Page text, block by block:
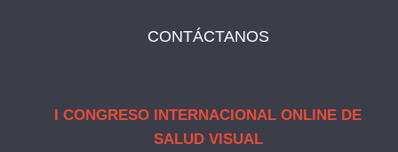
CONTÁCTANOS
I CONGRESO INTERNACIONAL ONLINE DE
SALUD VISUAL